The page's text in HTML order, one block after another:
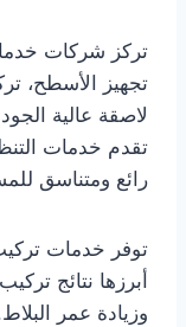
تركز شركات
تجهيز الأسطح،
لاصقة عالية
تقدم خدمات
رائع ومتناسق
توفر خدمات
أبرزها نتائج
وزيادة عمر